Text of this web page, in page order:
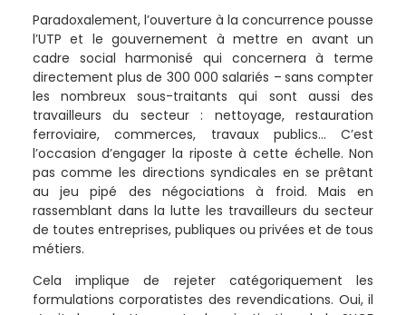
Paradoxalement, l’ouverture à la concurrence pousse
l’UTP et le gouvernement à mettre en avant un
cadre social harmonisé qui concernera à terme
directement plus de 300 000 salariés – sans compter
les nombreux sous-traitants qui sont aussi des
travailleurs du secteur : nettoyage, restauration
ferroviaire, commerces, travaux publics… C’est
l’occasion d’engager la riposte à cette échelle. Non
pas comme les directions syndicales en se prêtant
au jeu pipé des négociations à froid. Mais en
rassemblant dans la lutte les travailleurs du secteur
de toutes entreprises, publiques ou privées et de tous
métiers.
Cela implique de rejeter catégoriquement les
formulations corporatistes des revendications. Oui, il